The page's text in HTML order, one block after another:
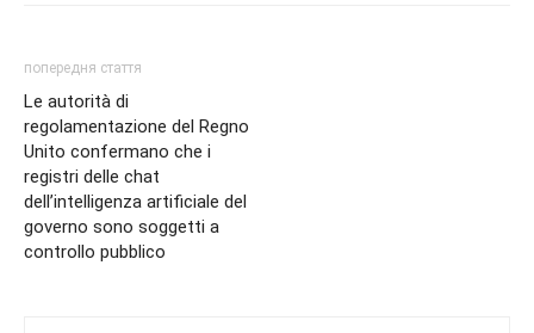
попередня стаття
Le autorità di
regolamentazione del Regno
Unito confermano che i
registri delle chat
dell’intelligenza artificiale del
governo sono soggetti a
controllo pubblico